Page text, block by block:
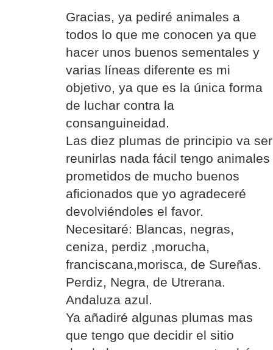
Gracias, ya pediré animales a
todos lo que me conocen ya que
hacer unos buenos sementales y
varias líneas diferente es mi
objetivo, ya que es la única forma
de luchar contra la
consanguineidad.
Las diez plumas de principio va ser
reunirlas nada fácil tengo animales
prometidos de mucho buenos
aficionados que yo agradeceré
devolviéndoles el favor.
Necesitaré: Blancas, negras,
ceniza, perdiz ,morucha,
franciscana,morisca, de Sureñas.
Perdiz, Negra, de Utrerana.
Andaluza azul.
Ya añadiré algunas plumas mas
que tengo que decidir el sitio